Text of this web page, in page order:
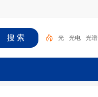
光 光电 光谱
子 海 光学